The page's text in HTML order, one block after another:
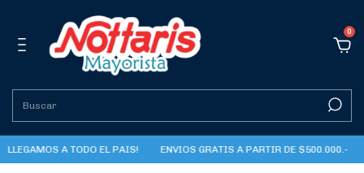
0
LLEGAMOS A TODO EL PAIS! ENVIOS GRATIS A PARTIR DE $500.000.-